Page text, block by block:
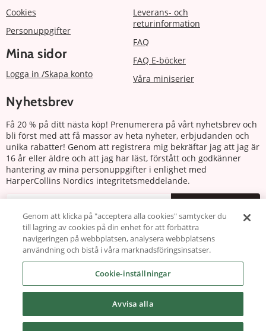
Cookies
Personuppgifter
Mina sidor
Logga in /Skapa konto
Leverans- och
returinformation
FAQ
FAQ E-böcker
Våra miniserier
Nyhetsbrev
Få 20 % på ditt nästa köp! Prenumerera på vårt nyhetsbrev och
bli först med att få massor av heta nyheter, erbjudanden och
unika rabatter! Genom att registrera mig bekräftar jag att jag är
16 år eller äldre och att jag har läst, förstått och godkänner
hantering av mina personuppgifter i enlighet med
HarperCollins Nordics integritetsmeddelande.
Följ oss
Copyright © 2026 harlequin.se
Genom att klicka på "acceptera alla cookies" samtycker du
till lagring av cookies på din enhet för att förbättra
navigeringen på webbplatsen, analysera webbplatsens
användning och bistå i våra marknadsföringsinsatser.
Cookie-inställningar
Avvisa alla